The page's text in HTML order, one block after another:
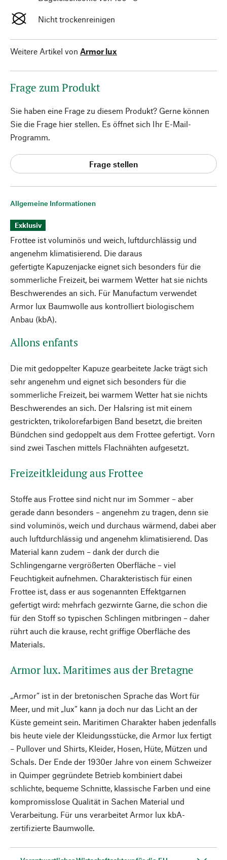
Allgemeine Informationen
Exklusiv
Frottee ist voluminös und weich, luftdurchlässig und
angenehm klimatisierend. Die daraus
gefertigte Kapuzenjacke eignet sich besonders für die
sommerliche Freizeit, bei warmem Wetter hat sie nichts
Beschwerendes an sich. Für Manufactum verwendet
Armor lux Baumwolle aus kontrolliert biologischem
Anbau (kbA).
Allons enfants
Die mit gedoppelter Kapuze gearbeitete Jacke trägt sich
sehr angenehm und eignet sich besonders für die
sommerliche Freizeit, bei warmem Wetter hat sie nichts
Beschwerendes an sich. Der Halsring ist mit einem
gestrickten, trikolorefarbigen Band besetzt, die breiten
Bündchen sind gedoppelt aus dem Frottee gefertigt. Vorn
sind zwei Taschen mittels Flachnähten aufgesetzt.
Freizeitkleidung aus Frottee
Stoffe aus Frottee sind nicht nur im Sommer – aber
gerade dann besonders – angenehm zu tragen, denn sie
sind voluminös, weich und durchaus wärmend, dabei aber
auch luftdurchlässig und angenehm klimatisierend. Das
Material kann zudem – dank der durch die
Schlingengarne vergrößerten Oberfläche – viel
Feuchtigkeit aufnehmen. Charakteristisch für einen
Frottee ist, dass er aus sogenannten Effektgarnen
gefertigt wird: mehrfach gezwirnte Garne, die schon die
für den Stoff so typischen Schlingen mitbringen – daher
rührt auch die krause, recht griffige Oberfläche des
Materials.
Armor lux. Maritimes aus der Bretagne
„Armor“ ist in der bretonischen Sprache das Wort für
Meer, und mit „lux“ kann ja doch nur das Licht an der
Küste gemeint sein. Maritimen Charakter haben jedenfalls
bis heute viele der Kleidungsstücke, die Armor lux fertigt
– Pullover und Shirts, Kleider, Hosen, Hüte, Mützen und
Schals. Der Ende der 1930er Jahre von einem Schweizer
in Quimper gegründete Betrieb kombiniert dabei
schlichte, bequeme Schnitte, klassische Farben und eine
kompromisslose Qualität in Sachen Material und
Verarbeitung. Für uns verarbeitet Armor lux kbA-
zertifizierte Baumwolle.
Nicht trockenreinigen
Weitere Artikel von Armor lux
Frage zum Produkt
Sie haben eine Frage zu diesem Produkt? Gerne können
Sie die Frage hier stellen. Es öffnet sich Ihr E-Mail-
Programm.
Frage stellen